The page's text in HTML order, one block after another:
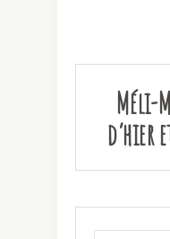
Méli-
d’hier